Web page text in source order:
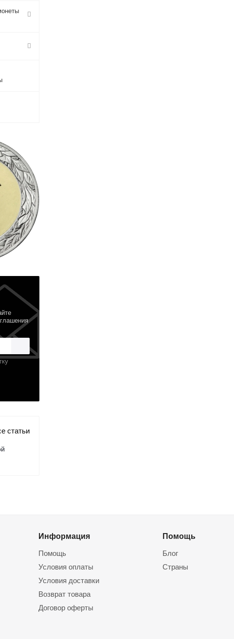
статьи
Информация
Помощь
Условия оплаты
Условия доставки
Возврат товара
Договор оферты
Помощь
Блог
Страны